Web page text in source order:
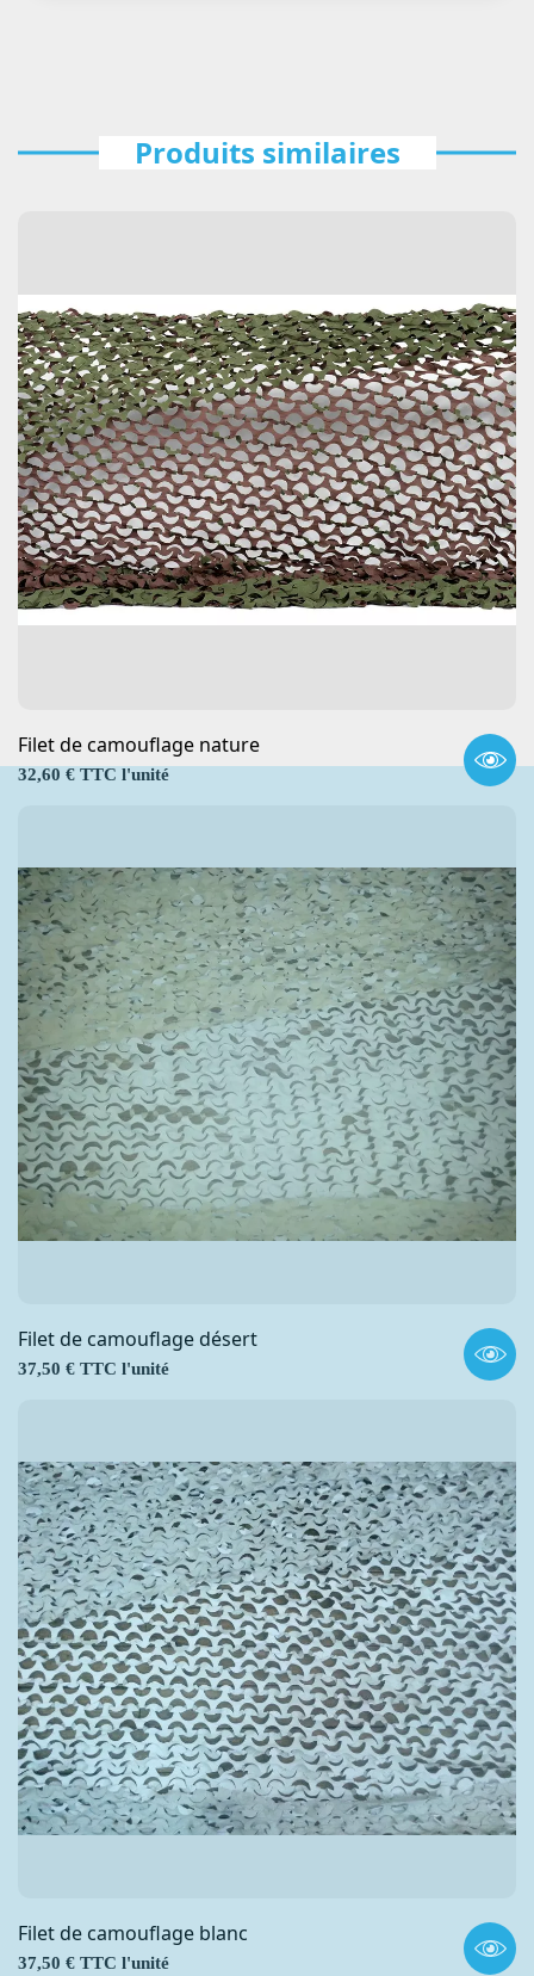
Produits similaires
Filet de camouflage nature
Prix
32,60 € TTC l'unité
Filet de camouflage désert
Prix
37,50 € TTC l'unité
Filet de camouflage blanc
Prix
37,50 € TTC l'unité